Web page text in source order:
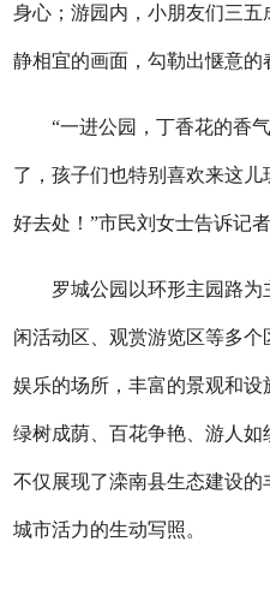
身心；游园内，小朋友们三
静相宜的画面，勾勒出惬意的
“一进公园，丁香花的香气
了，孩子们也特别喜欢来这
好去处！”市民刘女士告诉记者
罗城公园以环形主园路为
闲活动区、观赏游览区等多
娱乐的场所，丰富的景观和设
绿树成荫、百花争艳、游人
不仅展现了滦南县生态建设
城市活力的生动写照。